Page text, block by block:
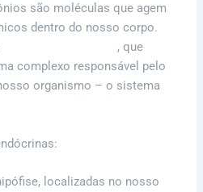
são moléculas que agem
dentro do nosso corpo.
, que
complexo responsável pelo
organismo – o sistema
localizadas no nosso